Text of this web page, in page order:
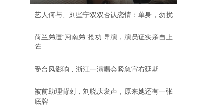
艺人何与、刘些宁双双否认恋情：单身，勿扰
荷兰弟遭“河南弟”抢功 导演，演员证实亲自上
阵
受台风影响，浙江一演唱会紧急宣布延期
被前助理背刺，刘晓庆发声，原来她还有一张
底牌